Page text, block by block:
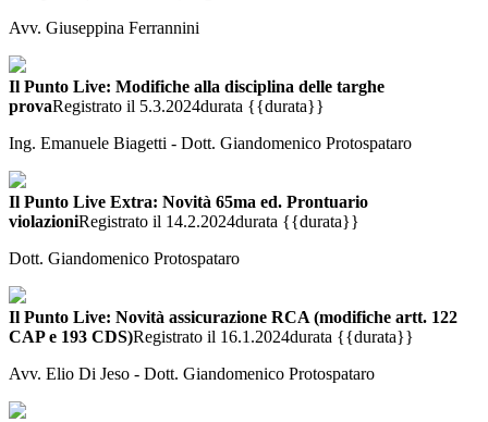
Avv. Giuseppina Ferrannini
Il Punto Live: Modifiche alla disciplina delle targhe
provaRegistrato il 5.3.2024durata {{durata}}
Ing. Emanuele Biagetti - Dott. Giandomenico Protospataro
Il Punto Live Extra: Novità 65ma ed. Prontuario
violazioniRegistrato il 14.2.2024durata {{durata}}
Dott. Giandomenico Protospataro
Il Punto Live: Novità assicurazione RCA (modifiche artt. 122
CAP e 193 CDS)Registrato il 16.1.2024durata {{durata}}
Avv. Elio Di Jeso - Dott. Giandomenico Protospataro